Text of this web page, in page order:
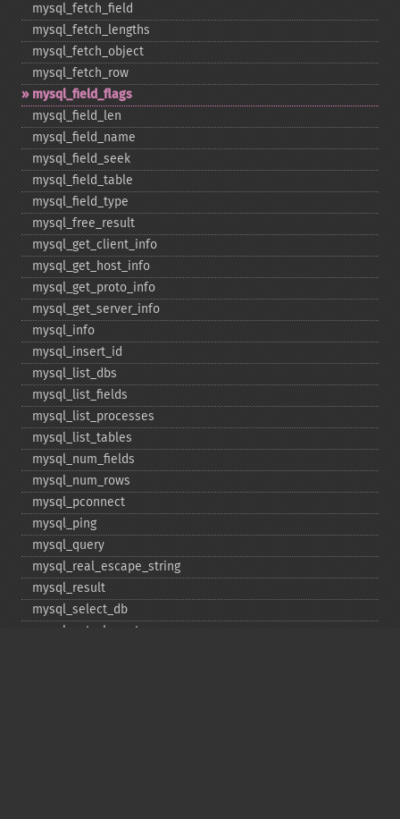
mysql_​fetch_​field
mysql_​fetch_​lengths
mysql_​fetch_​object
mysql_​fetch_​row
mysql_​field_​flags
mysql_​field_​len
mysql_​field_​name
mysql_​field_​seek
mysql_​field_​table
mysql_​field_​type
mysql_​free_​result
mysql_​get_​client_​info
mysql_​get_​host_​info
mysql_​get_​proto_​info
mysql_​get_​server_​info
mysql_​info
mysql_​insert_​id
mysql_​list_​dbs
mysql_​list_​fields
mysql_​list_​processes
mysql_​list_​tables
mysql_​num_​fields
mysql_​num_​rows
mysql_​pconnect
mysql_​ping
mysql_​query
mysql_​real_​escape_​string
mysql_​result
mysql_​select_​db
mysql_​set_​charset